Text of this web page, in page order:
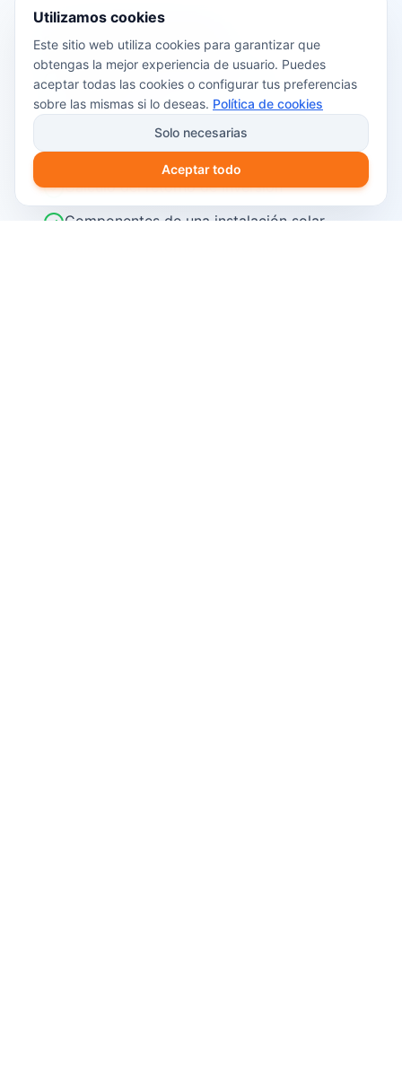
📖 Contenido de la guía:
Cómo funciona el autoconsumo
fotovoltaico
Ayudas y subvenciones disponibles en
2026
Cálculo del retorno de inversión
Componentes de una instalación solar
Utilizamos cookies
Este sitio web utiliza cookies para garantizar que
obtengas la mejor experiencia de usuario. Puedes
aceptar todas las cookies o configurar tus preferencias
sobre las mismas si lo deseas. Política de cookies
Solo necesarias
Aceptar todo